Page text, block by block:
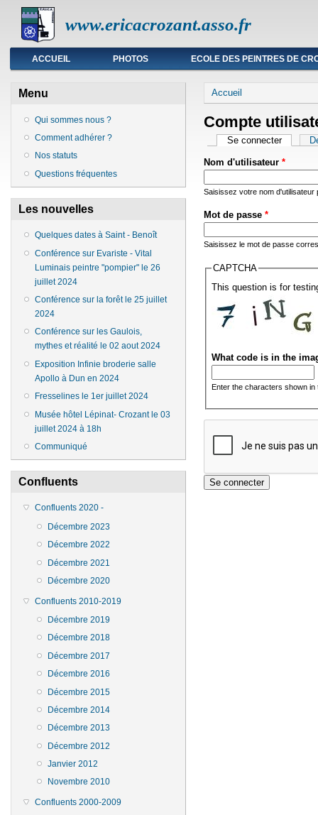
www.ericacrozant.asso.fr
Menu principal
ACCUEIL PHOTOS ECOLE DES PEINTRES DE
Menu
Qui sommes nous ?
Comment adhérer ?
Nos statuts
Questions fréquentes
Les nouvelles
Quelques dates à Saint - Benoît
Conférence sur Evariste - Vital
Luminais peintre "pompier" le 26
juillet 2024
Conférence sur la forêt le 25 juillet
2024
Conférence sur les Gaulois,
mythes et réalité le 02 aout 2024
Exposition Infinie broderie salle
Apollo à Dun en 2024
Fresselines le 1er juillet 2024
Musée hôtel Lépinat- Crozant le 03
juillet 2024 à 18h
Communiqué
Confluents
Confluents 2020 -
Décembre 2023
Décembre 2022
Décembre 2021
Décembre 2020
Confluents 2010-2019
Décembre 2019
Décembre 2018
Décembre 2017
Décembre 2016
Décembre 2015
Décembre 2014
Décembre 2013
Décembre 2012
Janvier 2012
Novembre 2010
Confluents 2000-2009
Vous êtes ici
Accueil
Compte
Onglets
Se connecter(onglet
Nom d'utilisateur *
Saisissez votre nom
Mot de passe *
Saisissez le mot de passe
CAPTCHA
This question is for
What code is in the
Enter the characters shown in